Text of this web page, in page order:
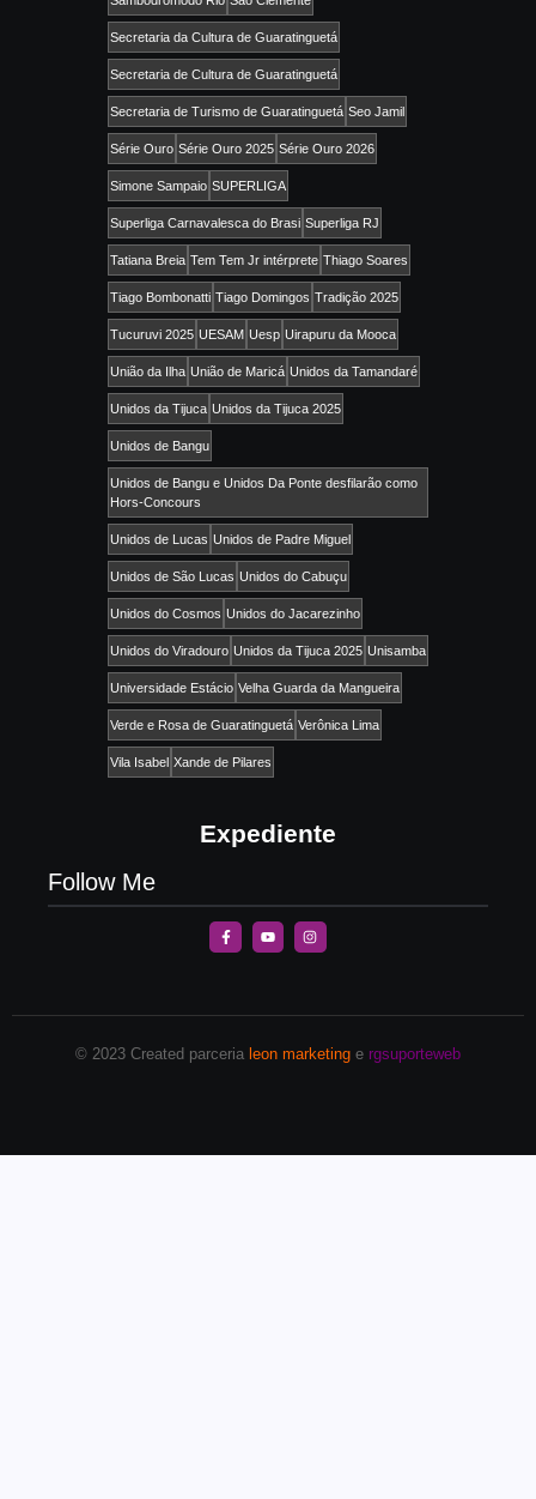
Secretaria da Cultura de Guaratinguetá
Secretaria de Cultura de Guaratinguetá
Secretaria de Turismo de Guaratinguetá Seo Jamil
Série Ouro Série Ouro 2025 Série Ouro 2026
Simone Sampaio SUPERLIGA
Superliga Carnavalesca do Brasi Superliga RJ
Tatiana Breia Tem Tem Jr intérprete Thiago Soares
Tiago Bombonatti Tiago Domingos Tradição 2025
Tucuruvi 2025 UESAM Uesp Uirapuru da Mooca
União da Ilha União de Maricá Unidos da Tamandaré
Unidos da Tijuca Unidos da Tijuca 2025
Unidos de Bangu
Unidos de Bangu e Unidos Da Ponte desfilarão como
Hors-Concours
Unidos de Lucas Unidos de Padre Miguel
Unidos de São Lucas Unidos do Cabuçu
Unidos do Cosmos Unidos do Jacarezinho
Unidos do Viradouro Unidos da Tijuca 2025 Unisamba
Universidade Estácio Velha Guarda da Mangueira
Verde e Rosa de Guaratinguetá Verônica Lima
Vila Isabel Xande de Pilares
Expediente
Follow Me
© 2023 Created parceria leon marketing e rgsuporteweb